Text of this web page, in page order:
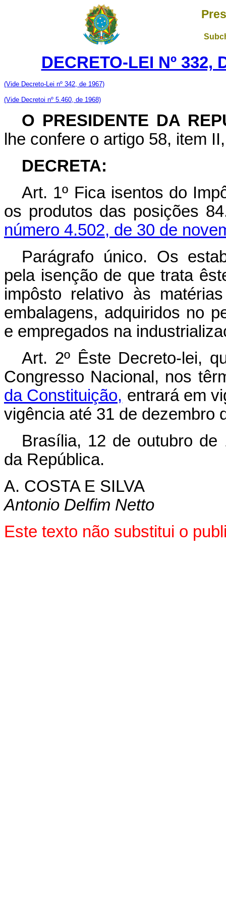
DECRETO-LEI Nº 332,
(Vide Decreto-Lei nº 342, de 1967)
(Vide Decretoi nº 5.460, de 1968)
O PRESIDENTE DA
lhe confere o artigo 58, item
DECRETA:
Art. 1º Fica isentos do
os produtos das posições
número 4.502, de 30 de
Parágrafo único. Os
pela isenção de que trata
impôsto relativo às
embalagens, adquiridos no
e empregados na
Art. 2º Êste Decreto-lei,
Congresso Nacional, nos
da Constituição, entrará em
vigência até 31 de dezembro
Brasília, 12 de outubro de
da República.
A. COSTA E SILVA
Antonio Delfim Netto
Este texto não substitui o